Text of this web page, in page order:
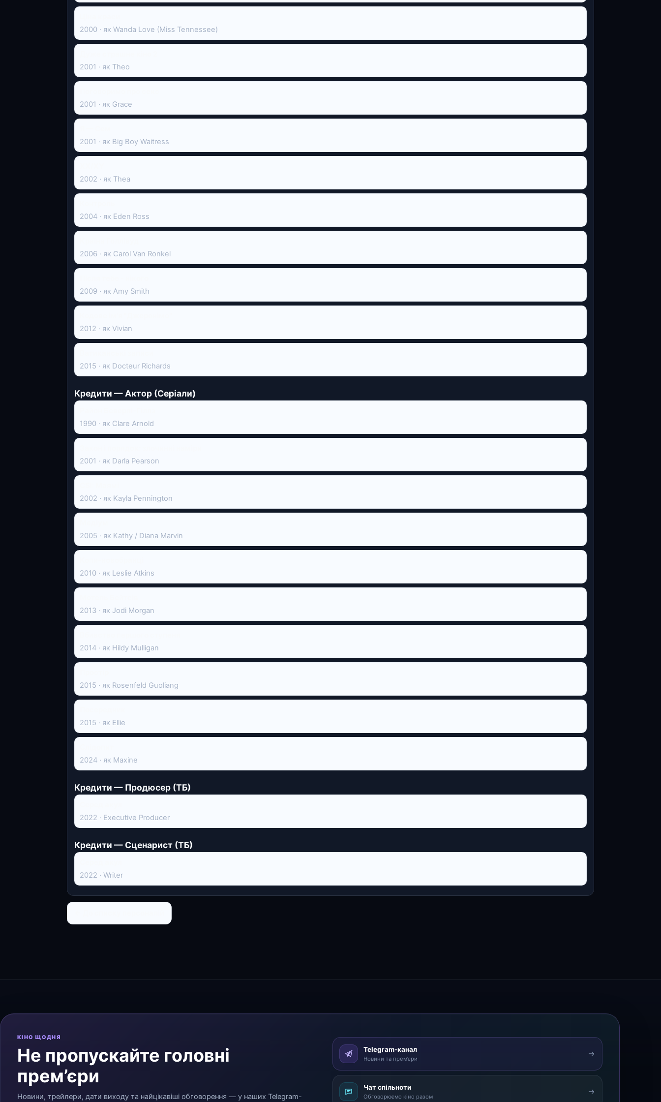
2000 · як Wanda Love (Miss Tennessee)
2001 · як Theo
2001 · як Grace
2001 · як Big Boy Waitress
2002 · як Thea
2004 · як Eden Ross
2006 · як Carol Van Ronkel
2009 · як Amy Smith
2012 · як Vivian
2015 · як Docteur Richards
Кредити — Актор (Серіали)
1990 · як Clare Arnold
2001 · як Darla Pearson
2002 · як Kayla Pennington
2005 · як Kathy / Diana Marvin
2010 · як Leslie Atkins
2013 · як Jodi Morgan
2014 · як Hildy Mulligan
2015 · як Rosenfeld Guoliang
2015 · як Ellie
2024 · як Maxine
Кредити — Продюсер (ТБ)
2022 · Executive Producer
Кредити — Сценарист (ТБ)
2022 · Writer
КІНО ЩОДНЯ
Не пропускайте головні
прем’єри
Новини, трейлери, дати виходу та найцікавіші обговорення — у наших Telegram-
Telegram-канал
Новини та прем’єри
Чат спільноти
Обговорюємо кіно разом